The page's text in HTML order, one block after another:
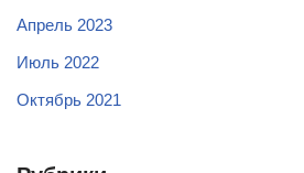
Апрель 2023
Июль 2022
Октябрь 2021